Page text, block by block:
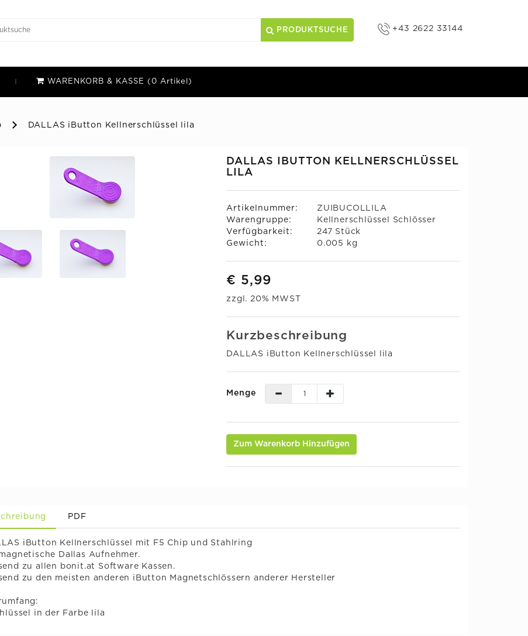
PRODUKTSUCHE +43 2622 33144
WARENKORB & KASSE (0 Artikel)
DALLAS iButton Kellnerschlüssel lila
DALLAS IBUTTON KELLNERSCHLÜSSEL
LILA
Artikelnummer:
ZUIBUCOLLILA
Warengruppe:
Kellnerschlüssel Schlösser
Verfügbarkeit:
247 Stück
Gewicht:
0.005 kg
€ 5,99
zzgl. 20% MWST
Kurzbeschreibung
DALLAS iButton Kellnerschlüssel lila
Menge
Zum Warenkorb Hinzufügen
PDF
iButton Kellnerschlüssel mit F5 Chip und Stahlring
Dallas Aufnehmer.
zu allen bonit.at Software Kassen.
zu den meisten anderen iButton Magnetschlössern anderer Hersteller
in der Farbe lila